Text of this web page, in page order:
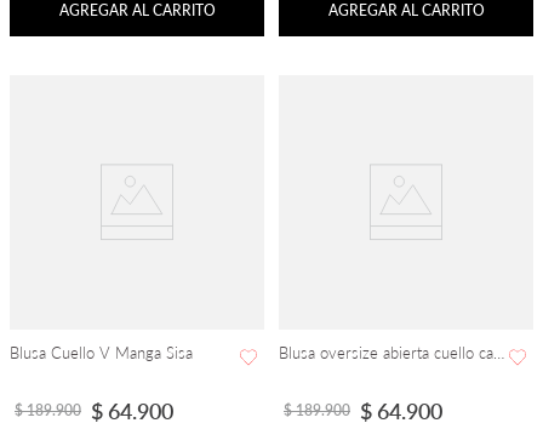
AGREGAR AL CARRITO AGREGAR AL CARRITO
Blusa Cuello V Manga Sisa
$ 189.900 $ 64.900 $ 189.900 $ 64.900